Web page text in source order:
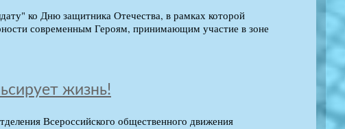
ко Дню защитника Отечества, в рамках которой
современным Героям, принимающим участие в зоне
жизнь!
Всероссийского общественного движения